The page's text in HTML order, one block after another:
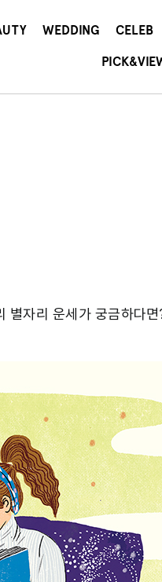
WEDDING CELEB
별자리 운세가 궁금하다면